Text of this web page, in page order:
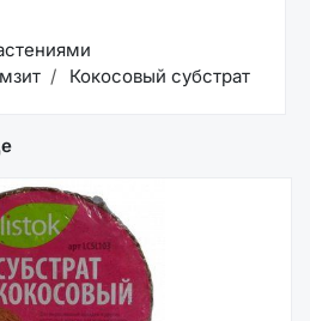
Кокосовый субстрат